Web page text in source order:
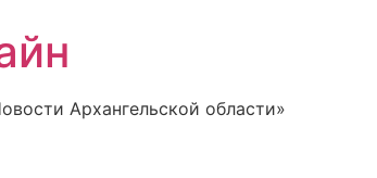
Архангельской области»